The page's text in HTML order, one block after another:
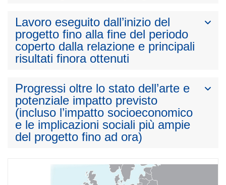
Lavoro eseguito dall’inizio del
progetto fino alla fine del periodo
coperto dalla relazione e principali
risultati finora ottenuti
Progressi oltre lo stato dell’arte e
potenziale impatto previsto
(incluso l’impatto socioeconomico
e le implicazioni sociali più ampie
del progetto fino ad ora)